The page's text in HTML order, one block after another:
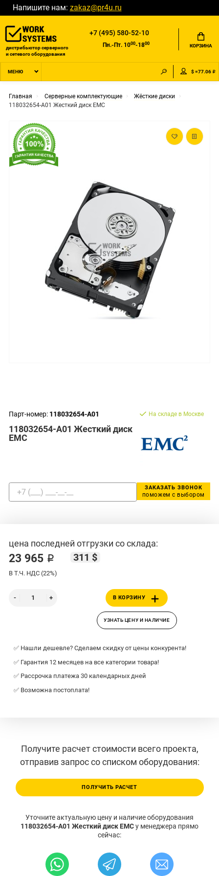
Напишите нам: zakaz@pr4u.ru
дистрибьютор серверного
и сетевого оборудования
+7 (495) 580-52-10
Пн.-Пт. 1000-1800 КОРЗИНА
МЕНЮ $ =77.06 ₽
Главная Серверные комплектующие
Жёсткие диски
118032654-A01 Жесткий диск EMC
Парт-номер: 118032654-A01
118032654-A01 Жесткий диск
EMC
На складе в Москве
ЗАКАЗАТЬ ЗВОНОК
поможем с выбором
цена последней отгрузки со склада:
23 965 ₽ 311 $
В Т.Ч. НДС (22%)
В КОРЗИНУ
УЗНАТЬ ЦЕНУ И НАЛИЧИЕ
✅ Нашли дешевле? Сделаем скидку от цены конкурента!
✅ Гарантия 12 месяцев на все категории товара!
✅ Рассрочка платежа 30 календарных дней
✅ Возможна постоплата!
Получите расчет стоимости всего проекта,
отправив запрос со списком оборудования:
ПОЛУЧИТЬ РАСЧЕТ
Уточните актуальную цену и наличие оборудования
118032654-A01 Жесткий диск EMCу менеджера прямо
сейчас: